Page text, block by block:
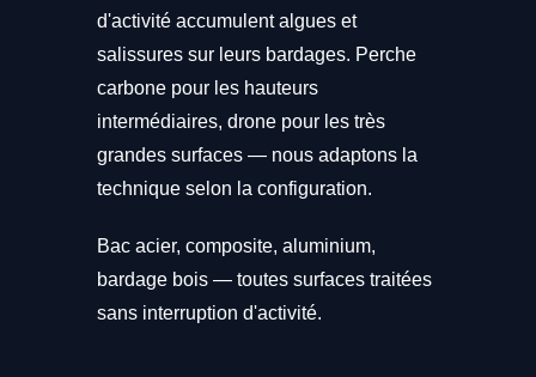
d'activité accumulent algues et
salissures sur leurs bardages. Perche
carbone pour les hauteurs
intermédiaires, drone pour les très
grandes surfaces — nous adaptons la
technique selon la configuration.
Bac acier, composite, aluminium,
bardage bois — toutes surfaces traitées
sans interruption d'activité.